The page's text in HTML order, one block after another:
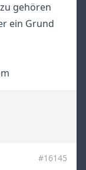
gehören
ein Grund
#16145